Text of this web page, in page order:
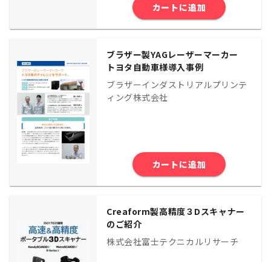
カートに追加
ブラザー製YAGレーザーマーカー
トヨタ自動車様導入事例
ブラザーインダストリアルプリンテ
ィング株式会社
カートに追加
Creaform製高精度３Dスキャナー
のご紹介
株式会社富士テクニカルリサーチ